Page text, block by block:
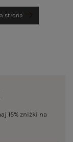
strona
15% zniżki na